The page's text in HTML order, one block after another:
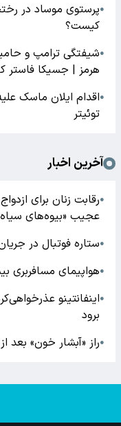
●پرستوی موساد در
کیست؟
●شیفتگی ترامپ و
هرمز | جسیکا فاستر
●اقدام ایلان ماسک
توئیتر
آخرین اخبار
●رقابت زنان برای
عجیب «بیوه‌های
●ستاره فوتبال در
●هواپیمای مسافربری
●اینفانتینو
برود
●راز «آبشار خون»